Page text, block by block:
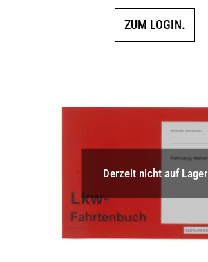
ZUM LOGIN.
Derzeit nicht auf Lager